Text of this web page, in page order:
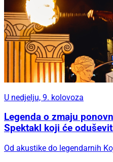
U nedjelju, 9. kolovoza
Legenda o zmaju
Spektakl koji će
Od akustike do legendarnih